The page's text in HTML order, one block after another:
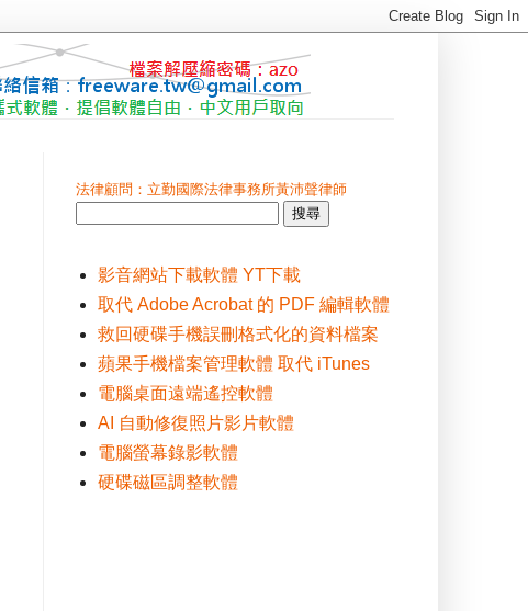
法律顧問：立勤國際法律事務所黃沛聲律師
影音網站下載軟體 YT下載
取代 Adobe Acrobat 的 PDF 編輯軟體
救回硬碟手機誤刪格式化的資料檔案
蘋果手機檔案管理軟體 取代 iTunes
電腦桌面遠端遙控軟體
AI 自動修復照片影片軟體
電腦螢幕錄影軟體
硬碟磁區調整軟體